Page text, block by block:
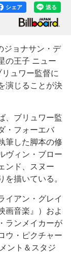
送る
シェア
ジョナサン・デ
の王子 ニュー
ュワー監督に
演じることが決
、ブリュワー監
・フォーエバ
筆した脚本の修
ヴィン・ブロー
ンド、スヌー
描いている。
イアン・グレイ
画音楽』）およ
ランメイカーが
ウ・ピクチャー
ント＆スタジ